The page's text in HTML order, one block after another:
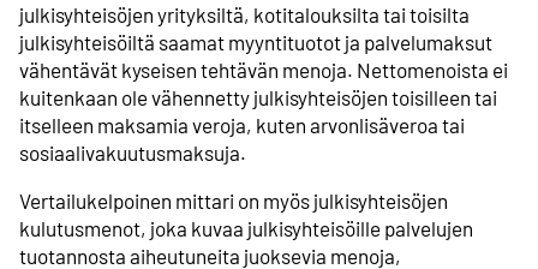
julkisyhteisöjen yrityksiltä, kotitalouksilta tai toisilta
julkisyhteisöiltä saamat myyntituotot ja palvelumaksut
vähentävät kyseisen tehtävän menoja. Nettomenoista ei
kuitenkaan ole vähennetty julkisyhteisöjen toisilleen tai
itselleen maksamia veroja, kuten arvonlisäveroa tai
sosiaalivakuutusmaksuja.
Vertailukelpoinen mittari on myös julkisyhteisöjen
kulutusmenot, joka kuvaa julkisyhteisöille palvelujen
tuotannosta aiheutuneita juoksevia menoja,